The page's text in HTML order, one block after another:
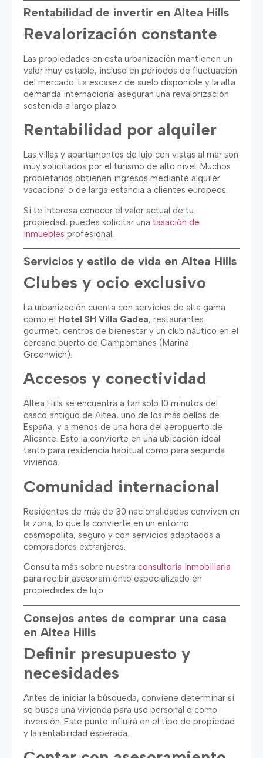
Rentabilidad de invertir en Altea Hills
Revalorización constante
Las propiedades en esta urbanización mantienen un
valor muy estable, incluso en periodos de fluctuación
del mercado. La escasez de suelo disponible y la alta
demanda internacional aseguran una revalorización
sostenida a largo plazo.
Rentabilidad por alquiler
Las villas y apartamentos de lujo con vistas al mar son
muy solicitados por el turismo de alto nivel. Muchos
propietarios obtienen ingresos mediante alquiler
vacacional o de larga estancia a clientes europeos.
Si te interesa conocer el valor actual de tu
propiedad, puedes solicitar una tasación de
inmuebles profesional.
Servicios y estilo de vida en Altea Hills
Clubes y ocio exclusivo
La urbanización cuenta con servicios de alta gama
como el Hotel SH Villa Gadea, restaurantes
gourmet, centros de bienestar y un club náutico en el
cercano puerto de Campomanes (Marina
Greenwich).
Accesos y conectividad
Altea Hills se encuentra a tan solo 10 minutos del
casco antiguo de Altea, uno de los más bellos de
España, y a menos de una hora del aeropuerto de
Alicante. Esto la convierte en una ubicación ideal
tanto para residencia habitual como para segunda
vivienda.
Comunidad internacional
Residentes de más de 30 nacionalidades conviven en
la zona, lo que la convierte en un entorno
cosmopolita, seguro y con servicios adaptados a
compradores extranjeros.
Consulta más sobre nuestra consultoría inmobiliaria
para recibir asesoramiento especializado en
propiedades de lujo.
Consejos antes de comprar una casa
en Altea Hills
Definir presupuesto y
necesidades
Antes de iniciar la búsqueda, conviene determinar si
se busca una vivienda para uso personal o como
inversión. Este punto influirá en el tipo de propiedad
y la rentabilidad esperada.